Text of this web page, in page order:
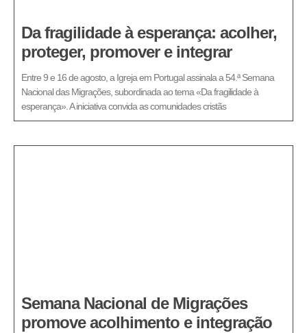
Da fragilidade à esperança: acolher,
proteger, promover e integrar
Entre 9 e 16 de agosto, a Igreja em Portugal assinala a 54.ª Semana
Nacional das Migrações, subordinada ao tema «Da fragilidade à
esperança». A iniciativa convida as comunidades cristãs
Semana Nacional de Migrações
promove acolhimento e integração